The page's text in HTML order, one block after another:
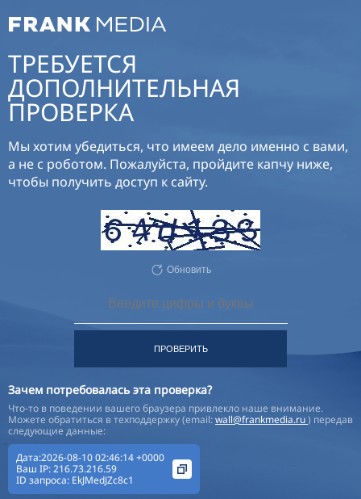
ТРЕБУЕТСЯ
ДОПОЛНИТЕЛЬНАЯ
ПРОВЕРКА
Мы хотим убедиться, что имеем дело именно с вами,
а не с роботом. Пожалуйста, пройдите капчу ниже,
чтобы получить доступ к сайту.
Обновить
ПРОВЕРИТЬ
Зачем потребовалась эта проверка?
Что-то в поведении вашего браузера привлекло наше внимание.
Можете обратиться в техподдержку (email:wall@frankmedia.ru) передав
следующие данные:
Дата:2026-08-10 02:46:14 +0000
Ваш IP:216.73.216.59
ID запроса: EkJMedJZc8c1